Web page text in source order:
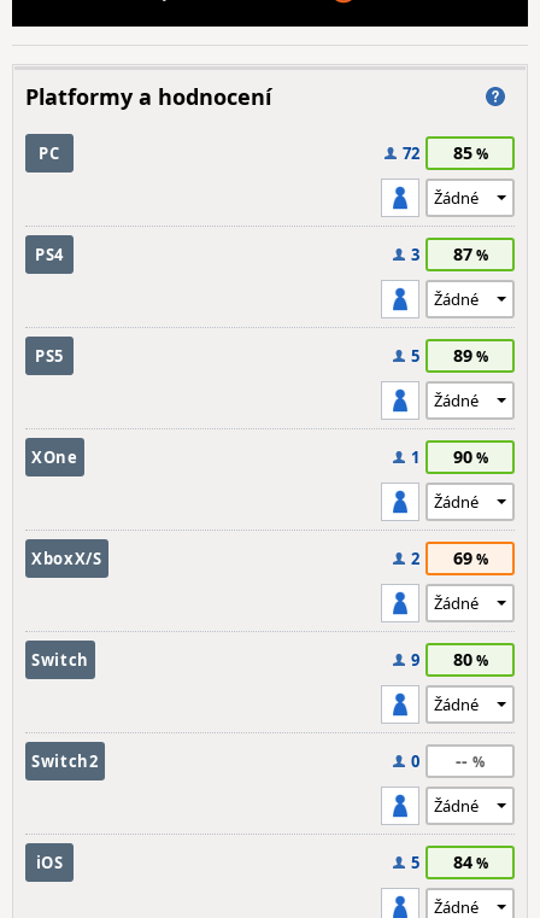
Platformy a hodnocení
PC 72 85
PS4 3 87
PS5 5 89
XOne 1 90
XboxX/S 2 69
Switch 9 80
Switch2 0 --
iOS 5 84